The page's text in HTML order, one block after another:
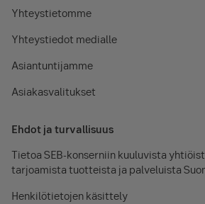
Yhteystietomme
Yhteystiedot medialle
Asiantuntijamme
Asiakasvalitukset
Ehdot ja turvallisuus
Tietoa SEB-konserniin kuuluvista
tarjoamista tuotteista ja palveluista
Henkilötietojen käsittely